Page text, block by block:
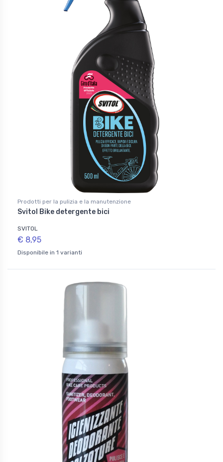
Prodotti per la pulizia e la manutenzione
Svitol Bike detergente bici
SVITOL
€ 8,95
Disponibile in 1 varianti